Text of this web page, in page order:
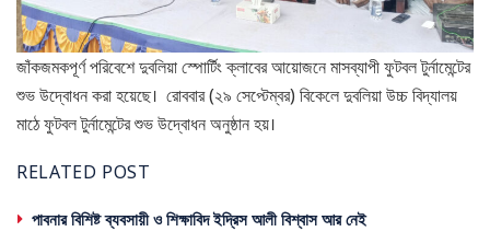
জাঁকজমকপূর্ণ পরিবেশে দুবলিয়া স্পোর্টিং ক্লাবের আয়োজনে মাসব্যাপী ফুটবল টুর্নামেন্টের
শুভ উদ্বোধন করা হয়েছে। রোববার (২৯ সেপ্টেম্বর) বিকেলে দুবলিয়া উচ্চ বিদ্যালয়
মাঠে ফুটবল টুর্নামেন্টের শুভ উদ্বোধন অনুষ্ঠান হয়।
RELATED POST
পাবনার বিশিষ্ট ব্যবসায়ী ও শিক্ষাবিদ ইদ্রিস আলী বিশ্বাস আর নেই